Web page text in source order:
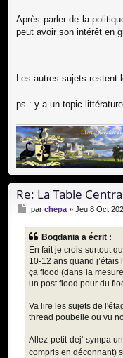
Après parler de la
peut avoir son intérêt en
Les autres sujets restent
ps : y a un topic
Re: La Table
M
s
s
a
g
e
par chepa» Jeu 8 Oct
Bogdania a écrit :
En fait je crois surtout
10-12 ans quand
ça flood (dans la
un post flood pour du
Va lire les sujets de
thread poubelle ou vu
Allez petit dej' sympa
compris en déconnant)